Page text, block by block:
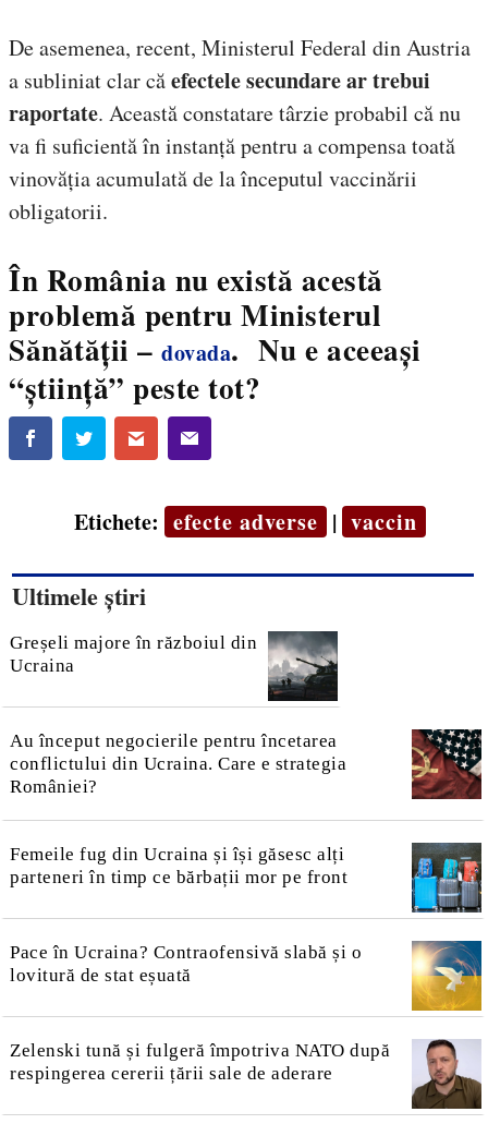
De asemenea, recent, Ministerul Federal din Austria
a subliniat clar căefectele secundare ar trebui
raportate. Această constatare târzie probabil că nu
va fi suficientă în instanță pentru a compensa toată
vinovăția acumulată de la începutul vaccinării
obligatorii.
În România nu există acestă
problemă pentru Ministerul
Sănătății – dovada. Nu e aceeași
“știință” peste tot?
Etichete: efecte adverse | vaccin
Ultimele știri
Greșeli majore în războiul din
Ucraina
Au început negocierile pentru încetarea
conflictului din Ucraina. Care e strategia
României?
Femeile fug din Ucraina și își găsesc alți
parteneri în timp ce bărbații mor pe front
Pace în Ucraina? Contraofensivă slabă și o
lovitură de stat eșuată
Zelenski tună și fulgeră împotriva NATO după
respingerea cererii țării sale de aderare